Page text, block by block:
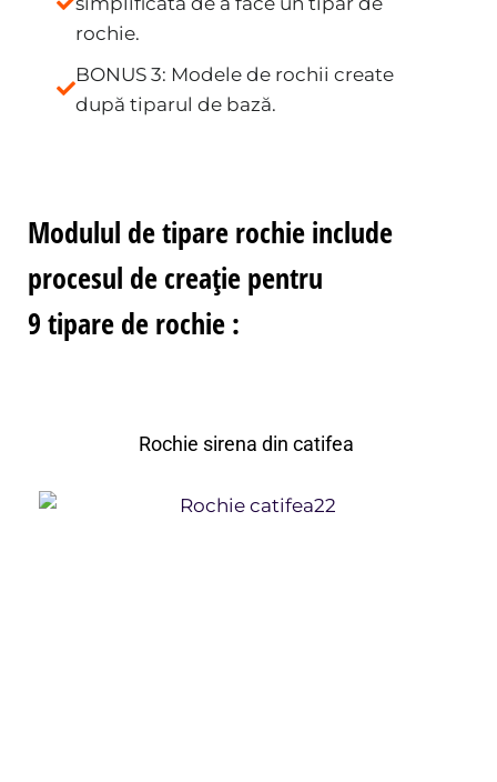
rochie.
BONUS 3: Modele de rochii create
după tiparul de bază.
Modulul de tipare rochie include
procesul de creație pentru
9 tipare de rochie :
Rochie sirena din catifea